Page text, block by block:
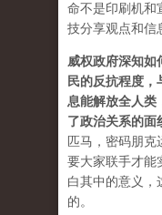
命不是印刷机和
技分享观点和信
威权政府深知如
民的反抗程度，
息能解放全人类
了政治关系的面
匹马，密码朋克
要大家联手才能
白其中的意义，
的。